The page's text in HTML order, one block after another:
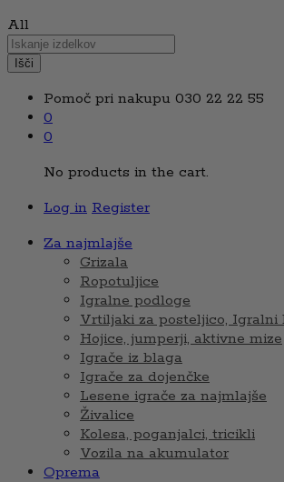
All
Išči
Pomoč pri nakupu 030 22 22 55
0
0
No products in the cart.
Log in Register
Za najmlajše
Grizala
Ropotuljice
Igralne podloge
Vrtiljaki za posteljico, Igralni
Hojice, jumperji, aktivne mize
Igrače iz blaga
Igrače za dojenčke
Lesene igrače za najmlajše
Živalice
Kolesa, poganjalci, tricikli
Vozila na akumulator
Oprema